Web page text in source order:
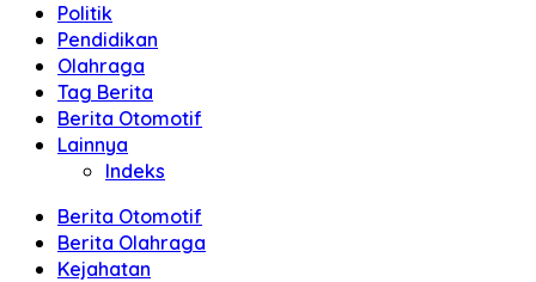
Politik
Pendidikan
Olahraga
Tag Berita
Berita Otomotif
Lainnya
Indeks
Berita Otomotif
Berita Olahraga
Kejahatan